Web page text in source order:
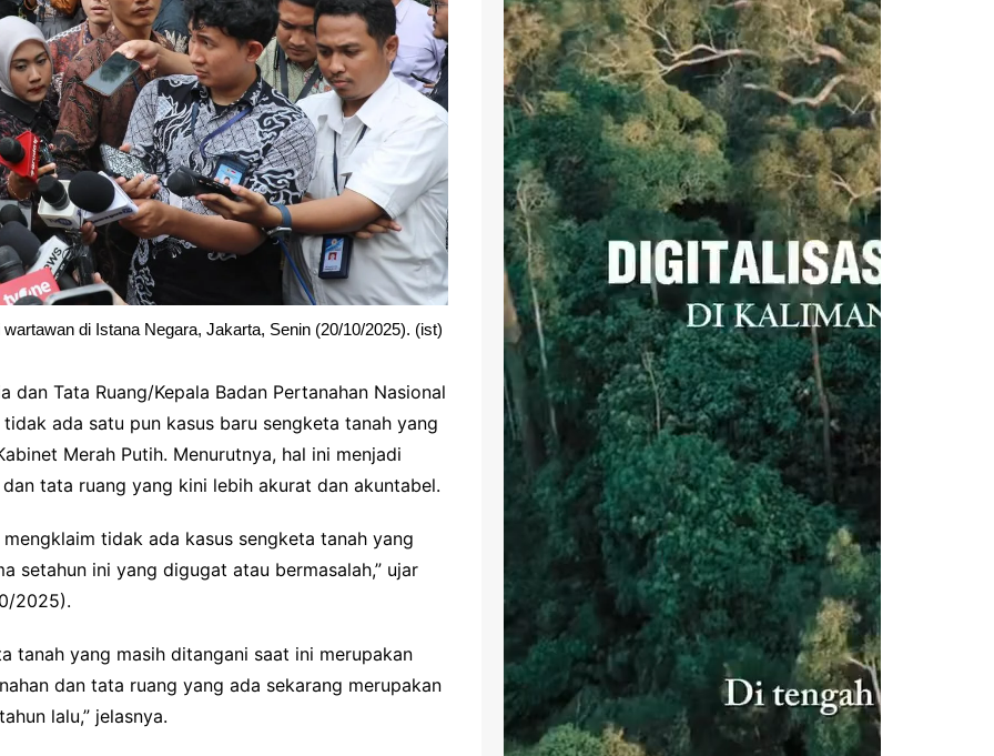
di Istana Negara, Jakarta, Senin (20/10/2025). (ist)
Tata Ruang/Kepala Badan Pertanahan Nasional
ada satu pun kasus baru sengketa tanah yang
Merah Putih. Menurutnya, hal ini menjadi
tata ruang yang kini lebih akurat dan akuntabel.
tidak ada kasus sengketa tanah yang
setahun ini yang digugat atau bermasalah,” ujar
2025).
tanah yang masih ditangani saat ini merupakan
dan tata ruang yang ada sekarang merupakan
lalu,” jelasnya.